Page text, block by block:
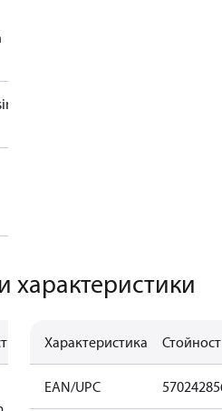
характеристики
Характеристика Стойност
EAN/UPC